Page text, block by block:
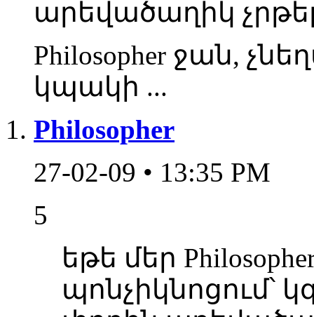
արեվածաղիկ
Philosopher ջան,
կպակի ...
Philosopher
27-02-09 • 13:35 PM
5
եթե մեր
պոնչիկնոցում՝